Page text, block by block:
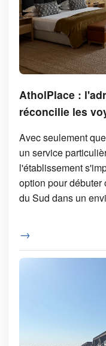
AtholPlace :
réconcilie les
Avec seulement
un service
l'établissement
option pour
du Sud dans un
→